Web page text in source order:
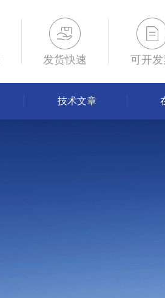
发货快速 可开发
技术文章